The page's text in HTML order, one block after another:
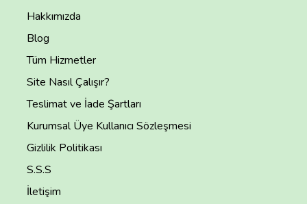
Hakkımızda
Blog
Tüm Hizmetler
Site Nasıl Çalışır?
Teslimat ve İade Şartları
Kurumsal Üye Kullanıcı Sözleşmesi
Gizlilik Politikası
S.S.S
İletişim